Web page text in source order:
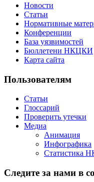
Новости
Статьи
Нормативные
Конференции
База уязвимостей
Бюллетени НКЦКИ
Карта сайта
Пользователям
Статьи
Глоссарий
Проверить утечки
Медиа
Анимация
Инфографика
Статистика
Следите за нами в